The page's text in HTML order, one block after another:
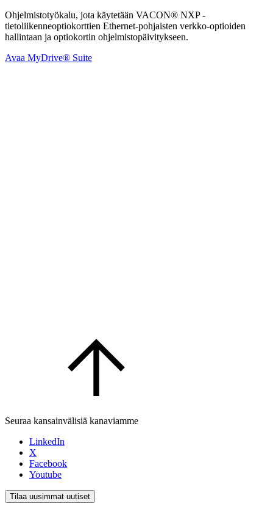
Ohjelmistotyökalu, jota käytetään VACON® NXP -
tietoliikenneoptiokorttien Ethernet-pohjaisten verkko-optioiden
hallintaan ja optiokortin ohjelmistopäivitykseen.
Avaa MyDrive® Suite
Seuraa kansainvälisiä kanaviamme
LinkedIn
X
Facebook
Youtube
Tilaa uusimmat uutiset